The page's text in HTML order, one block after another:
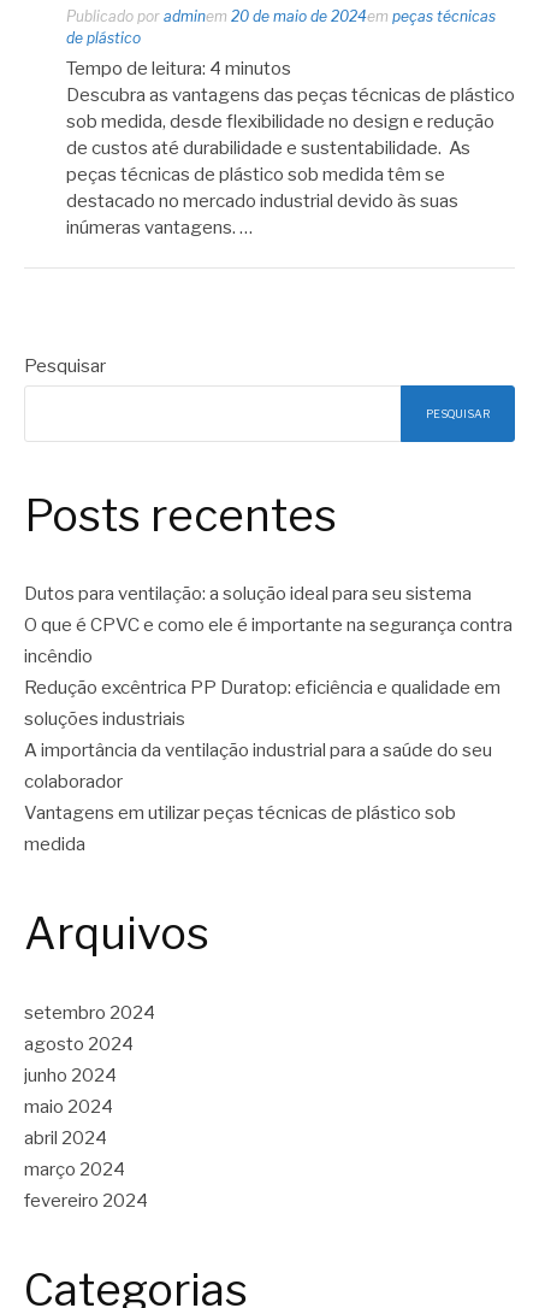
Publicado por adminem 20 de maio de 2024em peças técnicas
de plástico
Tempo de leitura: 4 minutos
Descubra as vantagens das peças técnicas de plástico
sob medida, desde flexibilidade no design e redução
de custos até durabilidade e sustentabilidade. As
peças técnicas de plástico sob medida têm se
destacado no mercado industrial devido às suas
inúmeras vantagens. …
Pesquisar
PESQUISAR
Posts recentes
Dutos para ventilação: a solução ideal para seu sistema
O que é CPVC e como ele é importante na segurança contra
incêndio
Redução excêntrica PP Duratop: eficiência e qualidade em
soluções industriais
A importância da ventilação industrial para a saúde do seu
colaborador
Vantagens em utilizar peças técnicas de plástico sob
medida
Arquivos
setembro 2024
agosto 2024
junho 2024
maio 2024
abril 2024
março 2024
fevereiro 2024
Categorias